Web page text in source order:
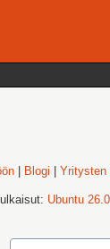
Blogi |Yritysten
Ubuntu